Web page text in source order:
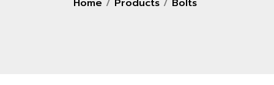
Home / Products / Bolts